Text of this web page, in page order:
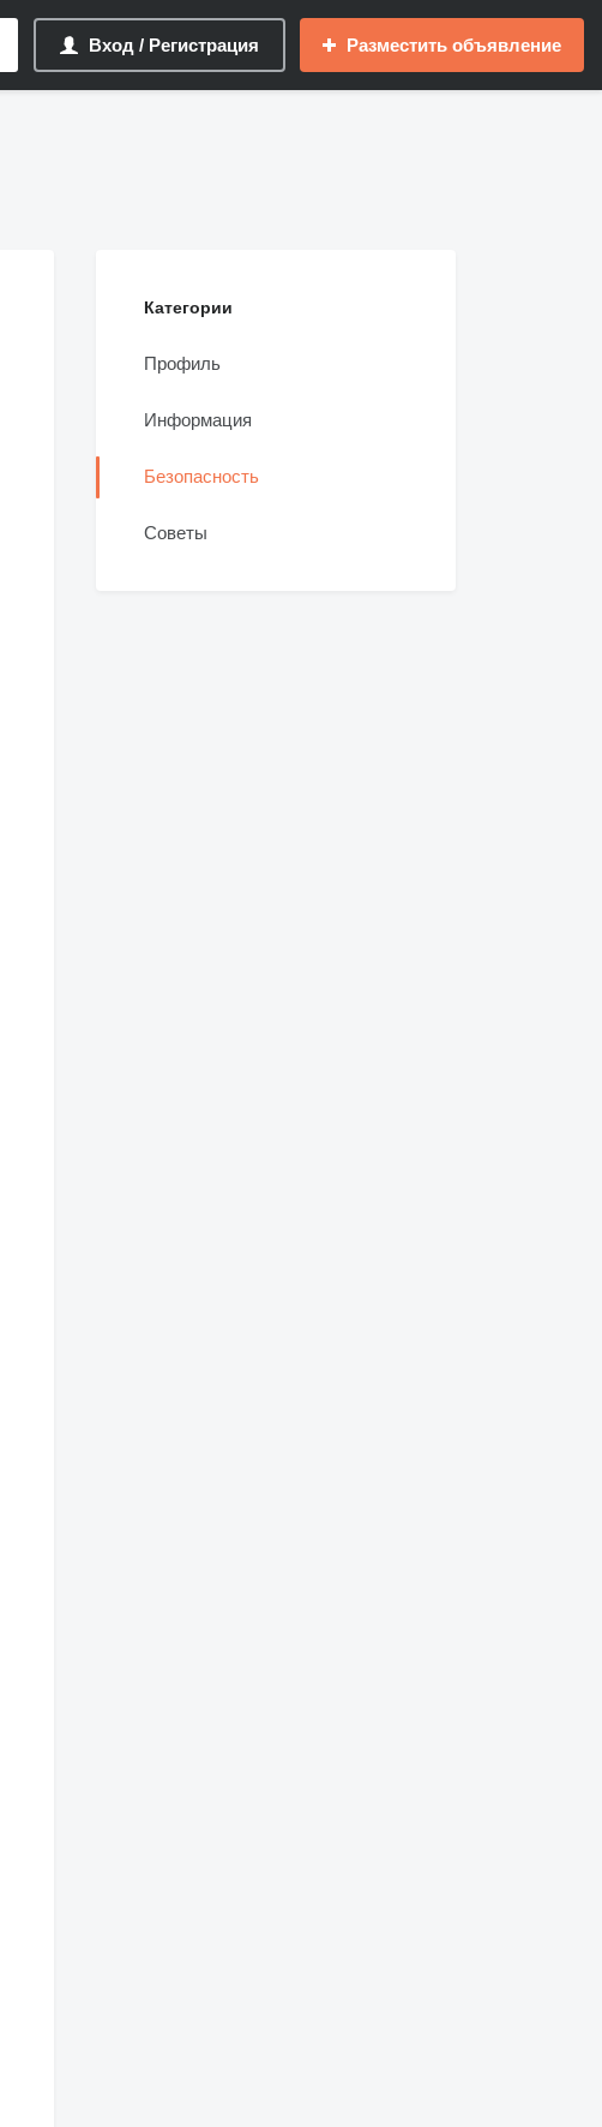
Вход / Регистрация Разместить объявление
Категории
Профиль
Информация
Безопасность
Советы